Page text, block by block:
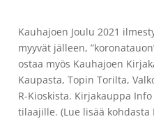
Kauhajoen Joulu 2021
myyvät jälleen,
ostaa myös Kauhajoen
Kaupasta, Topin Torilta,
R-Kioskista. Kirjakauppa
tilaajille. (Lue lisää kohdasta